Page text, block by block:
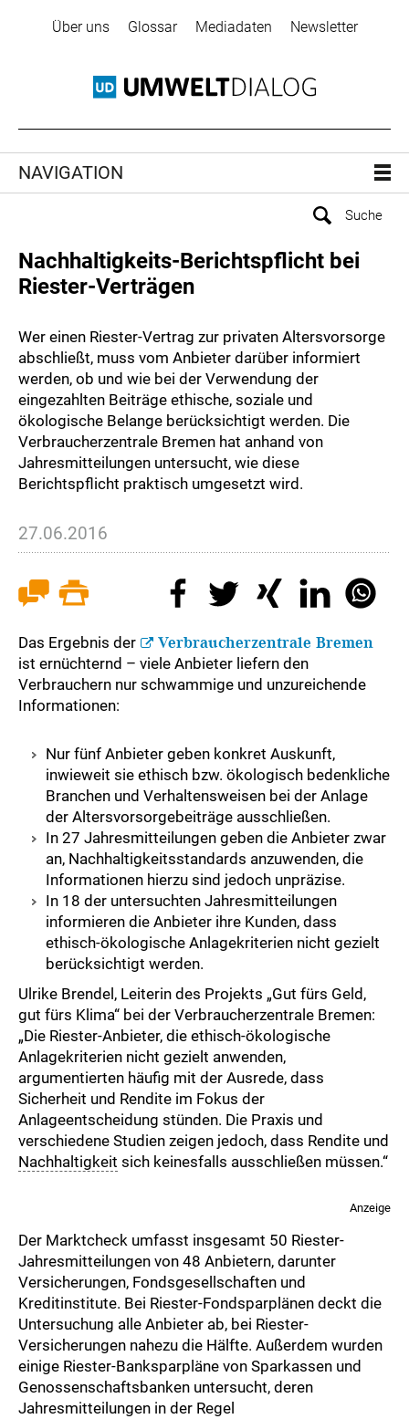
Über uns Glossar Mediadaten Newsletter
NAVIGATION
Nachhaltigkeits-Berichtspflicht bei
Riester-Verträgen
Wer einen Riester-Vertrag zur privaten Altersvorsorge
abschließt, muss vom Anbieter darüber informiert
werden, ob und wie bei der Verwendung der
eingezahlten Beiträge ethische, soziale und
ökologische Belange berücksichtigt werden. Die
Verbraucherzentrale Bremen hat anhand von
Jahresmitteilungen untersucht, wie diese
Berichtspflicht praktisch umgesetzt wird.
27.06.2016
Das Ergebnis der Verbraucherzentrale Bremen
ist ernüchternd – viele Anbieter liefern den
Verbrauchern nur schwammige und unzureichende
Informationen:
Nur fünf Anbieter geben konkret Auskunft,
inwieweit sie ethisch bzw. ökologisch bedenkliche
Branchen und Verhaltensweisen bei der Anlage
der Altersvorsorgebeiträge ausschließen.
In 27 Jahresmitteilungen geben die Anbieter zwar
an, Nachhaltigkeitsstandards anzuwenden, die
Informationen hierzu sind jedoch unpräzise.
In 18 der untersuchten Jahresmitteilungen
informieren die Anbieter ihre Kunden, dass
ethisch-ökologische Anlagekriterien nicht gezielt
berücksichtigt werden.
Ulrike Brendel, Leiterin des Projekts „Gut fürs Geld,
gut fürs Klima“ bei der Verbraucherzentrale Bremen:
„Die Riester-Anbieter, die ethisch-ökologische
Anlagekriterien nicht gezielt anwenden,
argumentierten häufig mit der Ausrede, dass
Sicherheit und Rendite im Fokus der
Anlageentscheidung stünden. Die Praxis und
verschiedene Studien zeigen jedoch, dass Rendite und
Nachhaltigkeit sich keinesfalls ausschließen müssen.“
Anzeige
Der Marktcheck umfasst insgesamt 50 Riester-
Jahresmitteilungen von 48 Anbietern, darunter
Versicherungen, Fondsgesellschaften und
Kreditinstitute. Bei Riester-Fondsparplänen deckt die
Untersuchung alle Anbieter ab, bei Riester-
Versicherungen nahezu die Hälfte. Außerdem wurden
einige Riester-Banksparpläne von Sparkassen und
Genossenschaftsbanken untersucht, deren
Jahresmitteilungen in der Regel